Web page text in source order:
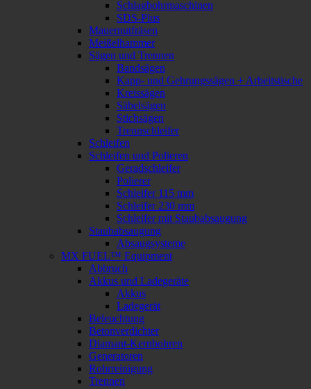
Schlagbohrmaschinen
SDS-Plus
Mauernutfräsen
Meißelhammer
Sägen und Trennen
Bandsägen
Kapp- und Gehrungssägen + Arbeitstische
Kreissägen
Säbelsägen
Stichsägen
Trennschleifer
Schleifen
Schleifen und Polieren
Geradschleifer
Polierer
Schleifer 115 mm
Schleifer 230 mm
Schleifer mit Staubabsaugung
Staubabsaugung
Absaugsysteme
MX FUEL™ Equipment
Abbruch
Akkus und Ladegeräte
Akkus
Ladegerät
Beleuchtung
Betonverdichter
Diamant-Kernbohren
Generatoren
Rohrreinigung
Trennen